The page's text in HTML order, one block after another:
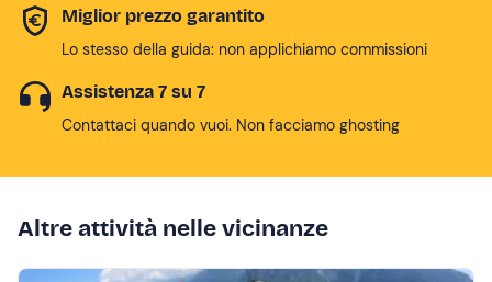
Miglior prezzo garantito
Lo stesso della guida: non applichiamo commissioni
Assistenza 7 su 7
Contattaci quando vuoi. Non facciamo ghosting
Altre attività nelle vicinanze